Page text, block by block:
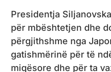
Presidentja
për mbështetjen dhe
përgjithshme nga
gatishmërinë për të
miqësore dhe për ta